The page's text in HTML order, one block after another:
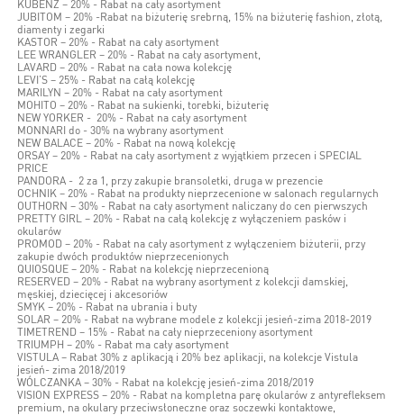
KUBENZ – 20% - Rabat na cały asortyment
JUBITOM – 20% -Rabat na biżuterię srebrną, 15% na biżuterię fashion, złotą,
diamenty i zegarki
KASTOR – 20% - Rabat na cały asortyment
LEE WRANGLER – 20% - Rabat na cały asortyment,
LAVARD – 20% - Rabat na cała nowa kolekcję
LEVI’S – 25% - Rabat na całą kolekcję
MARILYN – 20% - Rabat na cały asortyment
MOHITO – 20% - Rabat na sukienki, torebki, biżuterię
NEW YORKER - 20% - Rabat na cały asortyment
MONNARI do - 30% na wybrany asortyment
NEW BALACE – 20% - Rabat na nową kolekcję
ORSAY – 20% - Rabat na cały asortyment z wyjątkiem przecen i SPECIAL
PRICE
PANDORA - 2 za 1, przy zakupie bransoletki, druga w prezencie
OCHNIK – 20% - Rabat na produkty nieprzecenione w salonach regularnych
OUTHORN – 30% - Rabat na cały asortyment naliczany do cen pierwszych
PRETTY GIRL – 20% - Rabat na całą kolekcję z wyłączeniem pasków i
okularów
PROMOD – 20% - Rabat na cały asortyment z wyłączeniem biżuterii, przy
zakupie dwóch produktów nieprzecenionych
QUIOSQUE – 20% - Rabat na kolekcję nieprzecenioną
RESERVED – 20% - Rabat na wybrany asortyment z kolekcji damskiej,
męskiej, dziecięcej i akcesoriów
SMYK – 20% - Rabat na ubrania i buty
SOLAR – 20% - Rabat na wybrane modele z kolekcji jesień-zima 2018-2019
TIMETREND – 15% - Rabat na cały nieprzeceniony asortyment
TRIUMPH – 20% - Rabat ma cały asortyment
VISTULA – Rabat 30% z aplikacją i 20% bez aplikacji, na kolekcje Vistula
jesień- zima 2018/2019
WÓLCZANKA – 30% - Rabat na kolekcję jesień-zima 2018/2019
VISION EXPRESS – 20% - Rabat na kompletna parę okularów z antyrefleksem
premium, na okulary przeciwsłoneczne oraz soczewki kontaktowe,